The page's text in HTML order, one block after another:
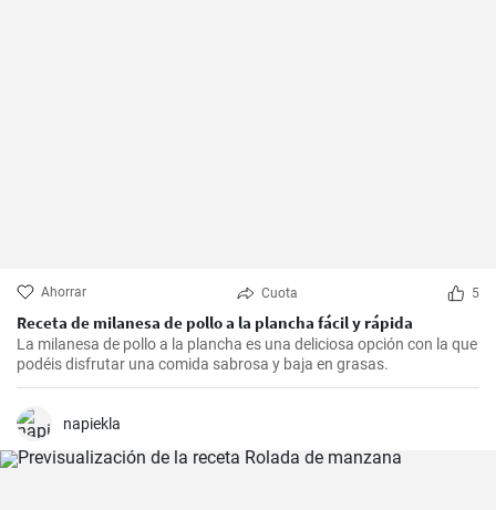
Ahorrar Cuota 5
Receta de milanesa de pollo a la plancha fácil y rápida
La milanesa de pollo a la plancha es una deliciosa opción con la que
podéis disfrutar una comida sabrosa y baja en grasas.
napiekla